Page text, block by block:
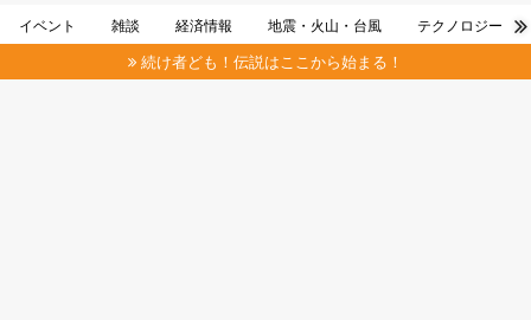
イベント 雑談 経済情報 地震・火山・台風 テクノロジー
続け者ども！伝説はここから始まる！